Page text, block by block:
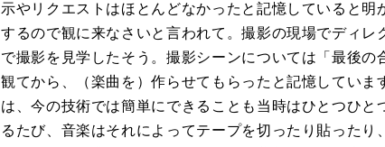
示やリクエストはほとんどなかったと記憶していると
するので観に来なさいと言われて。撮影の現場でディ
で撮影を見学したそう。撮影シーンについては「最後
観てから、（楽曲を）作らせてもらったと記憶してい
は、今の技術では簡単にできることも当時はひとつひ
るたび、音楽はそれによってテープを切ったり貼った